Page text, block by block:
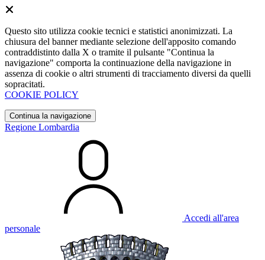
Questo sito utilizza cookie tecnici e statistici anonimizzati. La
chiusura del banner mediante selezione dell'apposito comando
contraddistinto dalla X o tramite il pulsante "Continua la
navigazione" comporta la continuazione della navigazione in
assenza di cookie o altri strumenti di tracciamento diversi da quelli
sopracitati.
COOKIE POLICY
Continua la navigazione
Regione Lombardia
Accedi all'area
personale